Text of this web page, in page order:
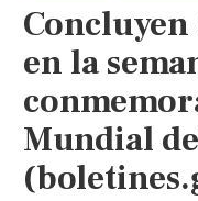
en la
Mundial